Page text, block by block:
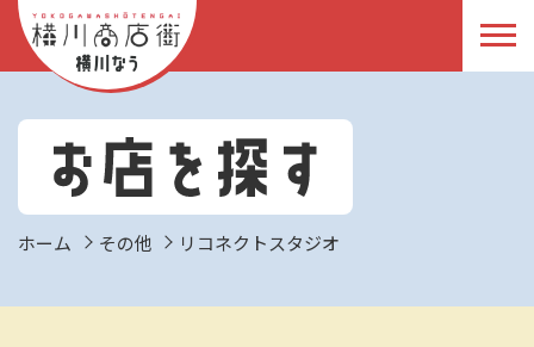
ホーム その他 リコネクトスタジオ